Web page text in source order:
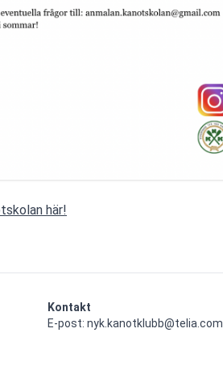
här!
Kontakt
E-post: nyk.kanotklubb@telia.com